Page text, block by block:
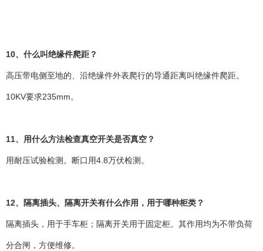
10、什么叫绝缘件爬距？
高压带电侧至地的、沿绝缘件外表爬行的导通距离叫绝缘件爬距。
10KV要求235mm。
11、用什么方法检查真空开关是否真空？
用耐压试验检测。断口用4.8万伏检测。
12、隔离插头、隔离开关有什么作用，用于哪种柜类？
隔离插头，用于手车柜；隔离开关用于固定柜。其作用均为不带负荷
分合闸，方便维修。